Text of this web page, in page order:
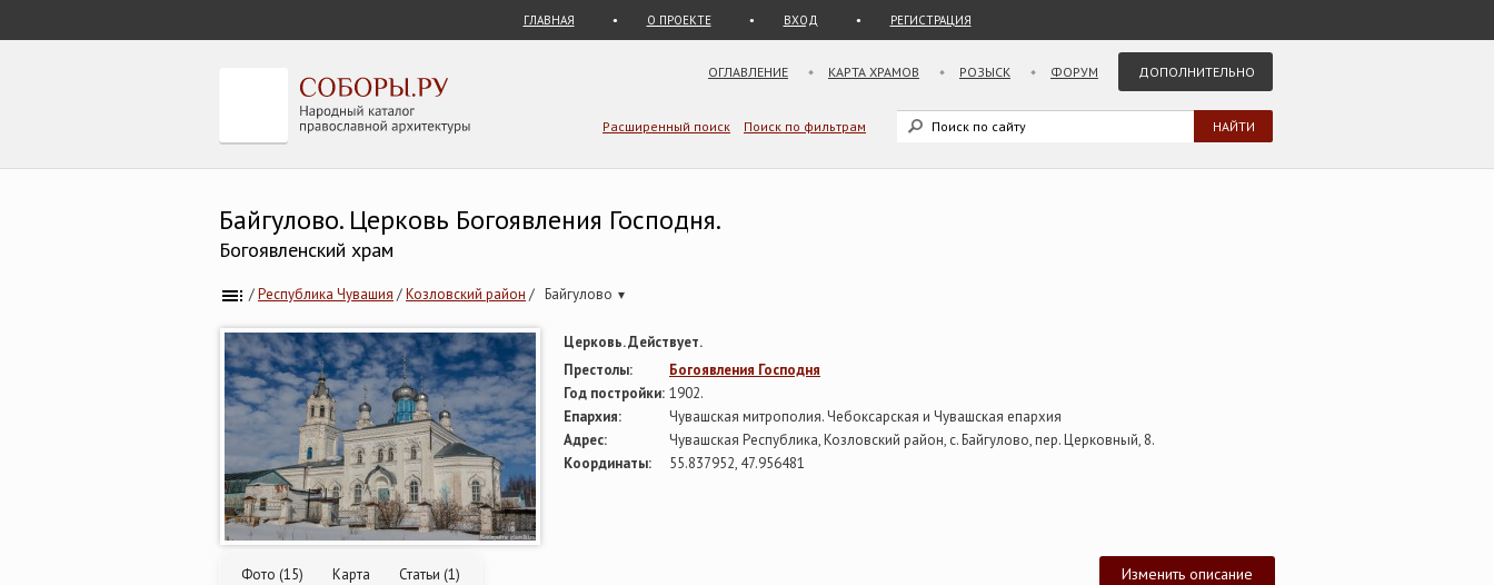
ГЛАВНАЯ О ПРОЕКТЕ ВХОД РЕГИСТРАЦИЯ
ОГЛАВЛЕНИЕ КАРТА ХРАМОВ РОЗЫСК ФОРУМ ДОПОЛНИТЕЛЬНО
Расширенный поиск Поиск по фильтрам
Байгулово. Церковь Богоявления Господня.
Богоявленский храм
/Республика Чувашия /Козловский район / Байгулово ▾
Церковь. Действует.
Престолы:
Богоявления Господня
Год постройки: 1902.
Епархия:
Чувашская митрополия. Чебоксарская и Чувашская епархия
Адрес:
Чувашская Республика, Козловский район, с. Байгулово, пер. Церковный, 8.
Координаты:
55.837952, 47.956481
Изменить описание
Фото (15) Карта Статьи (1)